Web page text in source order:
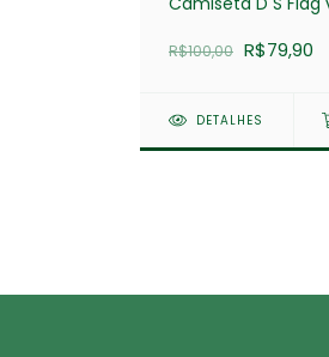
R$100,00 R$79,90
DETALHES